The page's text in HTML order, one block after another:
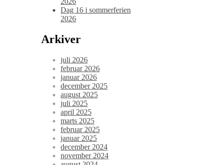
Dag 16 i sommerferien
2026
Arkiver
juli 2026
februar 2026
januar 2026
december 2025
august 2025
juli 2025
april 2025
marts 2025
februar 2025
januar 2025
december 2024
november 2024